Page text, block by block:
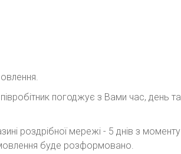
погоджує з Вами час, день та
роздрібної мережі - 5 днів з моменту
буде розформовано.